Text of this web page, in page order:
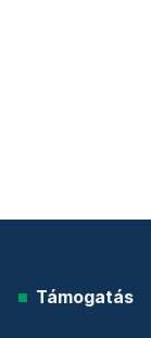
Támogatás